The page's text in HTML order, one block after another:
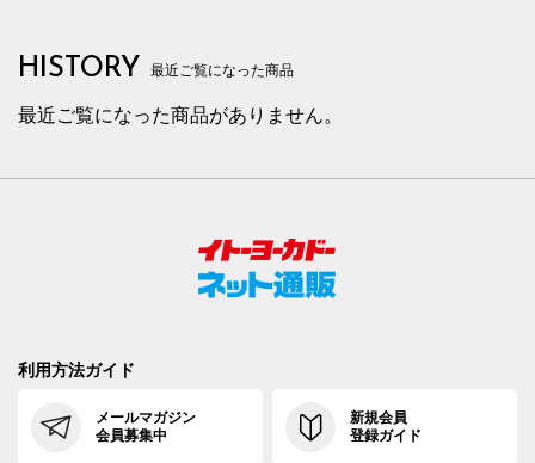
HISTORY 最近ご覧になった商品
最近ご覧になった商品がありません。
利用方法ガイド
メールマガジン
会員募集中
新規会員
登録ガイド